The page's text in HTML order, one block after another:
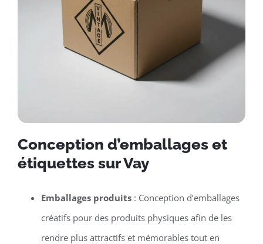
Conception d’emballages et
étiquettes sur Vay
Emballages produits: Conception d’emballages
créatifs pour des produits physiques afin de les
rendre plus attractifs et mémorables tout en